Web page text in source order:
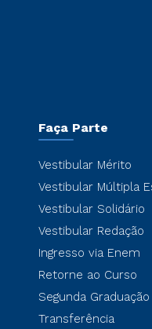
Faça Parte
Vestibular Mérito
Vestibular Múltipla
Vestibular Solidário
Vestibular Redação
Ingresso via Enem
Retorne ao Curso
Segunda Graduação
Transferência